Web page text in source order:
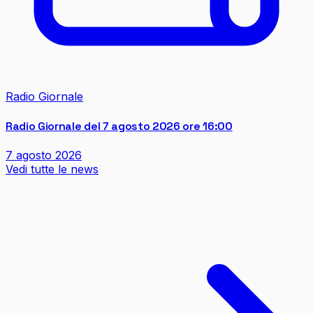
Radio Giornale
Radio Giornale del 7 agosto 2026 ore 16:00
7 agosto 2026
Vedi tutte le news